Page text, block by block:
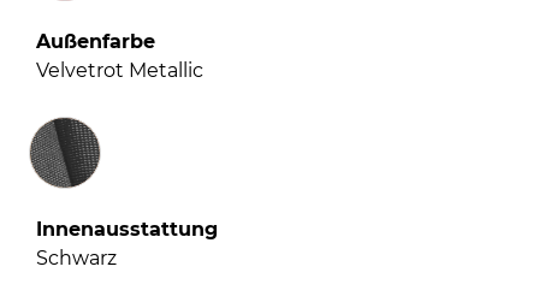
Außenfarbe
Velvetrot Metallic
Innenausstattung
Innenausstattung
Schwarz